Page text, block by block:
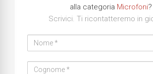
alla categoria Microfoni?
Scrivici. Ti ricontatteremo in